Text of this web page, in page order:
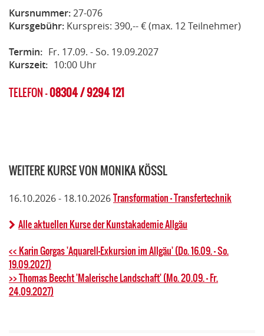
Kursnummer:27-076
Kursgebühr: Kurspreis: 390,-- € (max. 12 Teilnehmer)
Termin: Fr. 17.09. - So. 19.09.2027
Kurszeit: 10:00 Uhr
TELEFON -08304 / 9294 121
WEITERE KURSE VON MONIKA KÖSSL
16.10.2026 - 18.10.2026Transformation - Transfertechnik
Alle aktuellen Kurse der Kunstakademie Allgäu
<< Karin Gorgas 'Aquarell-Exkursion im Allgäu' (Do. 16.09. - So.
19.09.2027)
>> Thomas Beecht 'Malerische Landschaft' (Mo. 20.09. - Fr.
24.09.2027)